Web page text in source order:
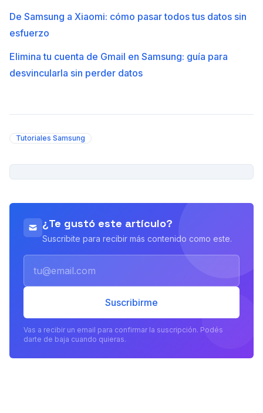
De Samsung a Xiaomi: cómo pasar todos tus datos sin
esfuerzo
Elimina tu cuenta de Gmail en Samsung: guía para
desvincularla sin perder datos
Tutoriales Samsung
¿Te gustó este artículo?
Suscribite para recibir más contenido como este.
Suscribirme
Vas a recibir un email para confirmar la suscripción. Podés
darte de baja cuando quieras.